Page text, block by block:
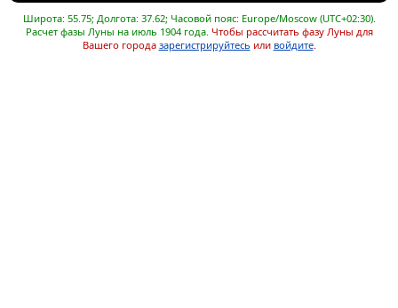
Широта: 55.75; Долгота: 37.62; Часовой пояс: Europe/Moscow (UTC+02:30).
Расчет фазы Луны на июль 1904 года. Чтобы рассчитать фазу Луны для
Вашего города зарегистрируйтесь или войдите.